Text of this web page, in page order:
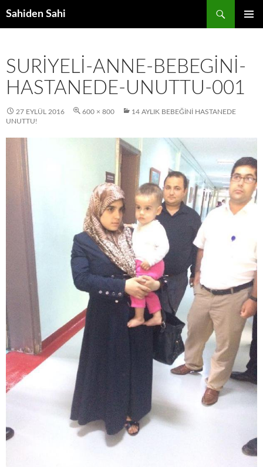
Sahiden Sahi
SURIYELI-ANNE-BEBEGINI-
HASTANEDE-UNUTTU-001
27 EYLÜL 2016 600 × 800
14 AYLIK BEBEĞINI HASTANEDE
UNUTTU!